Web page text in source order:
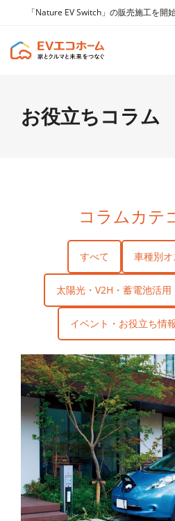
「Nature EV Switch」の販売施工を開
お役立ちコラム
コラムカテ
すべて 車種別
太陽光・V2H・蓄電池活用
イベント・お役立ち情